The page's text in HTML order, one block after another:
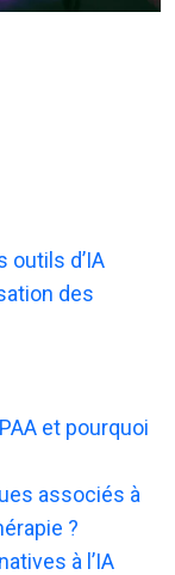
outils d’IA
des
et pourquoi
associés à
?
à l’IA